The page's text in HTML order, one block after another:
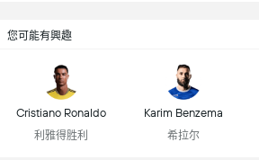
您可能有興趣
Cristiano Ronaldo
利雅得胜利
Karim Benzema
希拉尔